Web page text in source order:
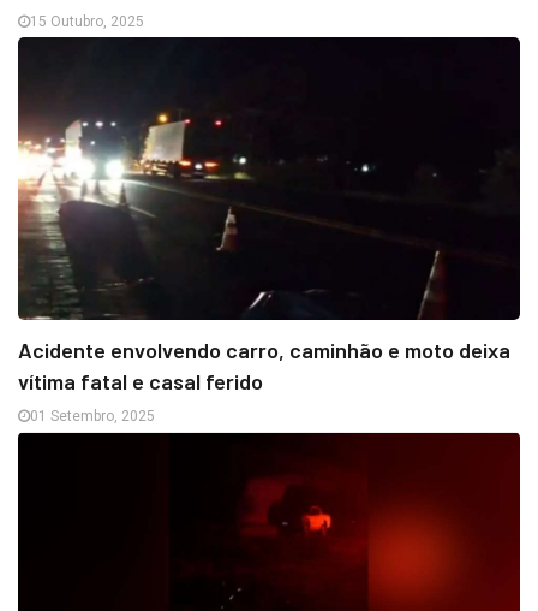
15 Outubro, 2025
Acidente envolvendo carro, caminhão e moto deixa
vítima fatal e casal ferido
01 Setembro, 2025